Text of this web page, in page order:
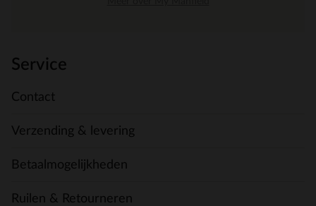
Service
Contact
Verzending & levering
Betaalmogelijkheden
Ruilen & Retourneren